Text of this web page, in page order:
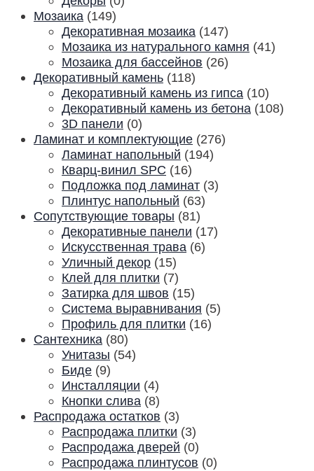
Мозаика (149)
Декоративная мозаика (147)
Мозаика из натурального камня (41)
Мозаика для бассейнов (26)
Декоративный камень (118)
Декоративный камень из гипса (10)
Декоративный камень из бетона (108)
3D панели (0)
Ламинат и комплектующие (276)
Ламинат напольный (194)
Кварц-винил SPC (16)
Подложка под ламинат (3)
Плинтус напольный (63)
Сопутствующие товары (81)
Декоративные панели (17)
Искусственная трава (6)
Уличный декор (15)
Клей для плитки (7)
Затирка для швов (15)
Система выравнивания (5)
Профиль для плитки (16)
Сантехника (80)
Унитазы (54)
Биде (9)
Инсталляции (4)
Кнопки слива (8)
Распродажа остатков (3)
Распродажа плитки (3)
Распродажа дверей (0)
Распродажа плинтусов (0)